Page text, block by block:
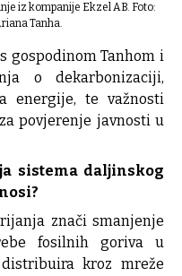
iz kompanije Ekzel AB. Foto:
Tanha.
gospodinom Tanhom i
o dekarbonizaciji,
energije, te važnosti
povjerenje javnosti u
sistema daljinskog
znači smanjenje
fosilnih goriva u
kroz mreže